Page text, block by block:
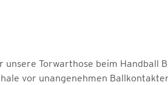
Torwarthose beim Handball
vor unangenehmen